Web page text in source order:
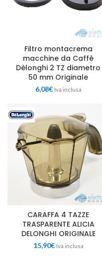
Filtro montacrema
macchine da Caffè
Dèlonghi 2 TZ diametro
50 mm Originale
6,08€ Iva inclusa
CARAFFA 4 TAZZE
TRASPARENTE ALICIA
DELONGHI ORIGINALE
15,90€ Iva inclusa